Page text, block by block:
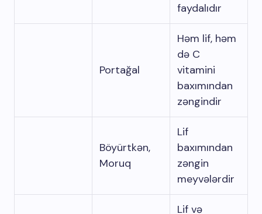
faydalıdır
Portağal
Həm lif, həm
də C
vitamini
baxımından
zəngindir
Böyürtkən,
Moruq
Lif
baxımından
zəngin
meyvələrdir
Lif və